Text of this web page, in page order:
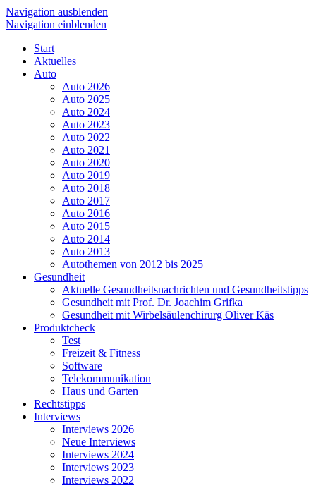
Navigation ausblenden
Navigation einblenden
Start
Aktuelles
Auto
Auto 2026
Auto 2025
Auto 2024
Auto 2023
Auto 2022
Auto 2021
Auto 2020
Auto 2019
Auto 2018
Auto 2017
Auto 2016
Auto 2015
Auto 2014
Auto 2013
Autothemen von 2012 bis 2025
Gesundheit
Aktuelle Gesundheitsnachrichten und Gesundheitstipps
Gesundheit mit Prof. Dr. Joachim Grifka
Gesundheit mit Wirbelsäulenchirurg Oliver Käs
Produktcheck
Test
Freizeit & Fitness
Software
Telekommunikation
Haus und Garten
Rechtstipps
Interviews
Interviews 2026
Neue Interviews
Interviews 2024
Interviews 2023
Interviews 2022